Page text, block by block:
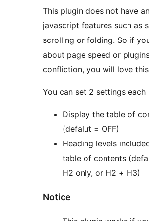
This plugin does not have
javascript features such as
scrolling or folding. So if
about page speed or plugins
confliction, you will love
You can set 2 settings each
Display the table of
(defalut = OFF)
Heading levels
table of contents
H2 only, or H2 + H3)
Notice